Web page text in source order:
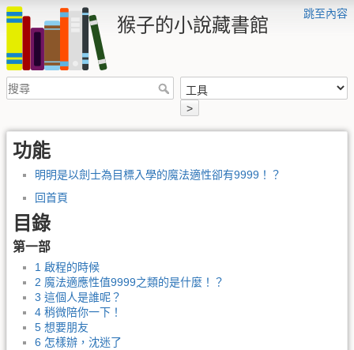
跳至內容
猴子的小說藏書館
>
功能
明明是以劍士為目標入學的魔法適性卻有9999！？
回首頁
目錄
第一部
1 啟程的時候
2 魔法適應性值9999之類的是什麼！？
3 這個人是誰呢？
4 稍微陪你一下！
5 想要朋友
6 怎樣辦，沈迷了